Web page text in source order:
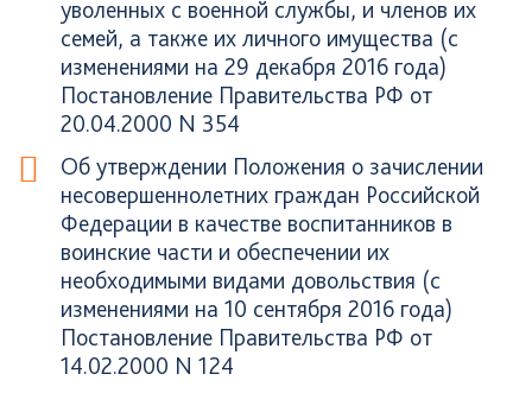
уволенных с военной службы, и членов их
семей, а также их личного имущества (с
изменениями на 29 декабря 2016 года)
Постановление Правительства РФ от
20.04.2000 N 354
Об утверждении Положения о зачислении
несовершеннолетних граждан Российской
Федерации в качестве воспитанников в
воинские части и обеспечении их
необходимыми видами довольствия (с
изменениями на 10 сентября 2016 года)
Постановление Правительства РФ от
14.02.2000 N 124